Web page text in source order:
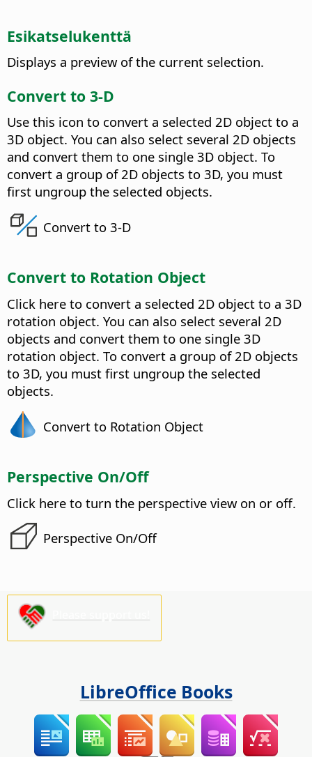
Esikatselukenttä
Displays a preview of the current selection.
Convert to 3-D
Use this icon to convert a selected 2D object to a
3D object. You can also select several 2D objects
and convert them to one single 3D object. To
convert a group of 2D objects to 3D, you must
first ungroup the selected objects.
Convert to 3-D
Convert to Rotation Object
Click here to convert a selected 2D object to a 3D
rotation object. You can also select several 2D
objects and convert them to one single 3D
rotation object. To convert a group of 2D objects
to 3D, you must first ungroup the selected
objects.
Convert to Rotation Object
Perspective On/Off
Click here to turn the perspective view on or off.
Perspective On/Off
LibreOffice Books